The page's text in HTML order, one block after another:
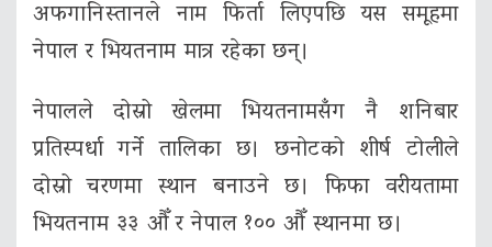
अफगानिस्तानले नाम फिर्ता लिएपछि यस समूहमा
नेपाल र भियतनाम मात्र रहेका छन्।
नेपालले दोस्रो खेलमा भियतनामसँग नै शनिबार
प्रतिस्पर्धा गर्ने तालिका छ। छनोटको शीर्ष टोलीले
दोस्रो चरणमा स्थान बनाउने छ। फिफा वरीयतामा
भियतनाम ३३ औँ र नेपाल १०० औँ स्थानमा छ।